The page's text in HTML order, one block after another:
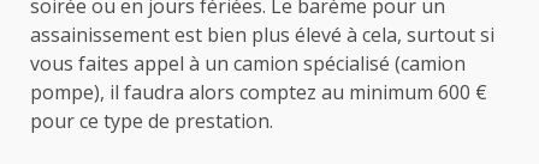
soirée ou en jours fériées. Le barème pour un
assainissement est bien plus élevé à cela, surtout si
vous faites appel à un camion spécialisé (camion
pompe), il faudra alors comptez au minimum 600 €
pour ce type de prestation.